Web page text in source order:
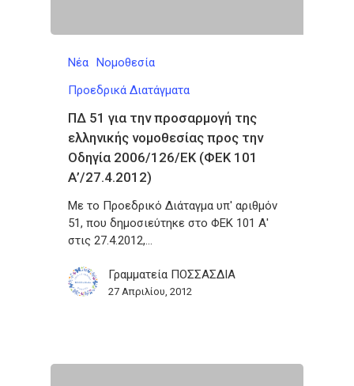
Νέα Νομοθεσία
Προεδρικά Διατάγματα
ΠΔ 51 για την προσαρμογή της
ελληνικής νομοθεσίας προς την
Οδηγία 2006/126/ΕΚ (ΦΕΚ 101
Α’/27.4.2012)
Με το Προεδρικό Διάταγμα υπ' αριθμόν
51, που δημοσιεύτηκε στο ΦΕΚ 101 Α'
στις 27.4.2012,…
Γραμματεία ΠΟΣΣΑΣΔΙΑ
27 Απριλίου, 2012